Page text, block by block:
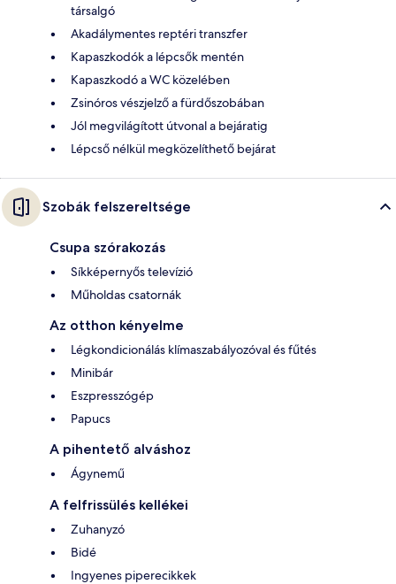
társalgó
Akadálymentes reptéri transzfer
Kapaszkodók a lépcsők mentén
Kapaszkodó a WC közelében
Zsinóros vészjelző a fürdőszobában
Jól megvilágított útvonal a bejáratig
Lépcső nélkül megközelíthető bejárat
Szobák felszereltsége
Csupa szórakozás
Síkképernyős televízió
Műholdas csatornák
Az otthon kényelme
Légkondicionálás klímaszabályozóval és fűtés
Minibár
Eszpresszógép
Papucs
A pihentető alváshoz
Ágynemű
A felfrissülés kellékei
Zuhanyzó
Bidé
Ingyenes piperecikkek